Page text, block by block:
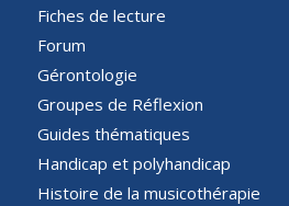
Fiches de lecture
Forum
Gérontologie
Groupes de Réflexion
Guides thématiques
Handicap et polyhandicap
Histoire de la musicothérapie